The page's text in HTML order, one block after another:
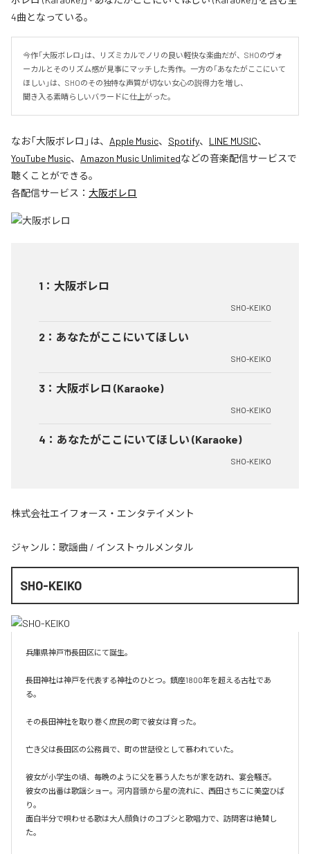
4曲となっている。
今作「大阪ボレロ」は、リズミカルでノリの良い軽快な楽曲だが、SHOのヴォ
ーカルとそのリズム感が見事にマッチした秀作。一方の「あなたがここにいて
ほしい」は、SHOのその独特な声質が切ない女心の説得力を増し、
聞き入る素晴らしいバラードに仕上がった。
なお「大阪ボレロ 」は、 Apple Music、 Spotify、 LINE MUSIC、
YouTube Music、 Amazon Music Unlimitedなどの音楽配信サービスで
聴くことができる。
各配信サービス： 大阪ボレロ
1 ： 大阪ボレロ
SHO-KEIKO
2 ： あなたがここにいてほしい
SHO-KEIKO
3 ： 大阪ボレロ (Karaoke)
SHO-KEIKO
4 ： あなたがここにいてほしい (Karaoke)
SHO-KEIKO
株式会社エイフォース・エンタテイメント
ジャンル： 歌謡曲 / インストゥルメンタル
SHO-KEIKO
兵庫県神戸市長田区にて誕生。
長田神社は神戸を代表する神社のひとつ。鎮座1800年を超える古社であ
る。
その長田神社を取り巻く庶民の町で彼女は育った。
亡き父は長田区の公務員で、町の世話役として慕われていた。
彼女が小学生の頃、毎晩のように父を慕う人たちが家を訪れ、宴会騒ぎ。
彼女の出番は歌謡ショー。河内音頭から星の流れに、西田さちこに美空ひば
り。
面白半分で唄わせる歌は大人顔負けのコブシと歌唱力で、訪問客は絶賛し
た。